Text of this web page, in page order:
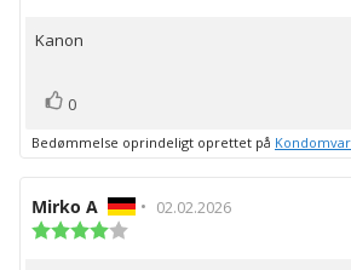
Tekst
bedømmelsen:
Kanon
Stem
op
0
Bedømmelse oprindeligt oprettet på
Forfatter
af
Mirko A • Bedømmelsesdato:
02.02.2026